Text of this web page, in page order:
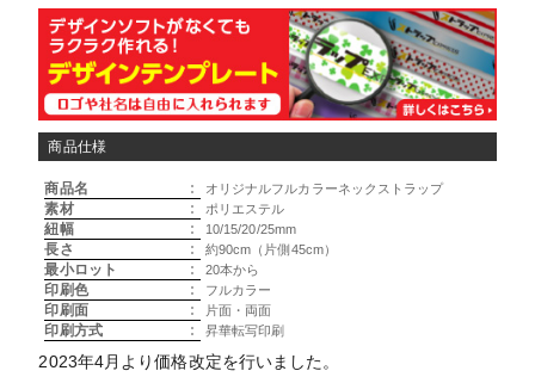
商品仕様
商品名 : オリジナルフルカラーネックストラップ
素材 : ポリエステル
紐幅 : 10/15/20/25mm
長さ : 約90cm（片側45cm）
最小ロット : 20本から
印刷色 : フルカラー
印刷面 : 片面・両面
印刷方式 : 昇華転写印刷
2023年4月より価格改定を行いました。